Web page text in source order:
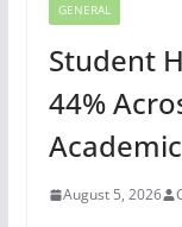
GENERAL
Student
44%
August 5, 2026